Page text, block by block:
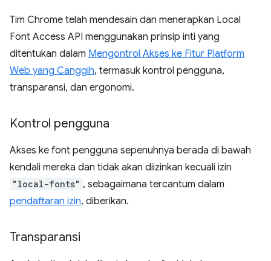
Tim Chrome telah mendesain dan menerapkan Local
Font Access API menggunakan prinsip inti yang
ditentukan dalam Mengontrol Akses ke Fitur Platform
Web yang Canggih, termasuk kontrol pengguna,
transparansi, dan ergonomi.
Kontrol pengguna
Akses ke font pengguna sepenuhnya berada di bawah
kendali mereka dan tidak akan diizinkan kecuali izin
"local-fonts" , sebagaimana tercantum dalam
pendaftaran izin, diberikan.
Transparansi